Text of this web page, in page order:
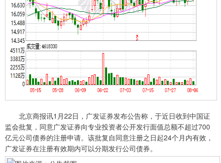
北京商报讯1月22日，广发证券发布公告称，于近日收到中国证
监会批复，同意广发证券向专业投资者公开发行面值总额不超过700
亿元公司债券的注册申请。该批复自同意注册之日起24个月内有效，
广发证券在注册有效期内可以分期发行公司债券。